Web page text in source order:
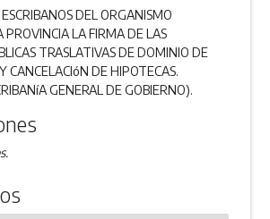
DEL ORGANISMO
PROVINCIA LA FIRMA DE LAS
TRASLATIVAS DE DOMINIO DE
CANCELACIóN DE HIPOTECAS.
GENERAL DE GOBIERNO).